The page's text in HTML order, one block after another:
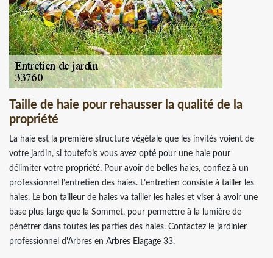
Taille de haie pour rehausser la qualité de la
propriété
La haie est la première structure végétale que les invités voient de
votre jardin, si toutefois vous avez opté pour une haie pour
délimiter votre propriété. Pour avoir de belles haies, confiez à un
professionnel l’entretien des haies. L’entretien consiste à tailler les
haies. Le bon tailleur de haies va tailler les haies et viser à avoir une
base plus large que la Sommet, pour permettre à la lumière de
pénétrer dans toutes les parties des haies. Contactez le jardinier
professionnel d'Arbres en Arbres Elagage 33.